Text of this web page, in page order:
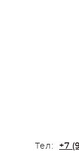
Тел: +7